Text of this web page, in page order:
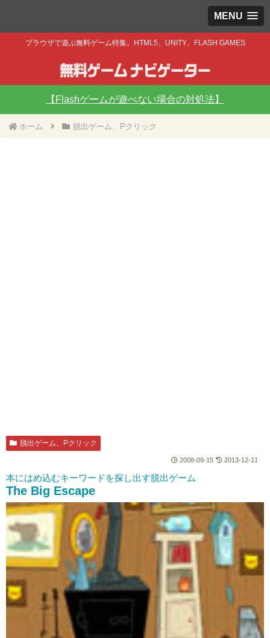
MENU
ブラウザで遊ぶ無料ゲーム特集。HTML5、UNITY、FLASH GAMES
【Flashゲームが遊べない場合の対処法】
ホーム 脱出ゲーム、Pクリック
脱出ゲーム、Pクリック
2008-09-15 2013-12-11
本にはめ込むキーワードを探し出す脱出ゲーム
The Big Escape